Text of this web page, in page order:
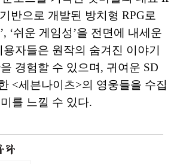
반으로 개발된 방치형 RPG로
‘쉬운 게임성’을 전면에 내세운
자들은 원작의 숨겨진 이야기
경험할 수 있으며, 귀여운 SD
<세븐나이츠>의 영웅들을 수집
를 느낄 수 있다.